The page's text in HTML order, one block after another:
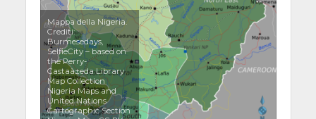
Mappa della Nigeria.
Crediti:
Burmesedays,
SelfieCity – based on
the Perry-
Castaà±eda Library
Map Collection
Nigeria Maps and
United Nations
Cartographic Section